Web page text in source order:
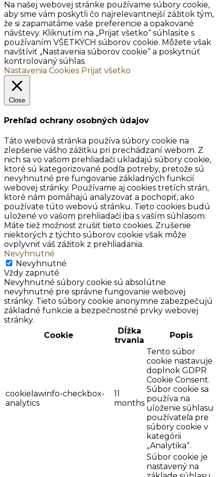
Na našej webovej stránke používame súbory cookie,
aby sme vám poskytli čo najrelevantnejší zážitok tým,
že si zapamätáme vaše preferencie a opakované
návštevy. Kliknutím na „Prijať všetko“ súhlasíte s
používaním VŠETKÝCH súborov cookie. Môžete však
navštíviť „Nastavenia súborov cookie“ a poskytnúť
kontrolovaný súhlas.
Nastavenia Cookies Prijať všetko
Close
Prehľad ochrany osobných údajov
Táto webová stránka používa súbory cookie na
zlepšenie vášho zážitku pri prechádzaní webom. Z
nich sa vo vašom prehliadači ukladajú súbory cookie,
ktoré sú kategorizované podľa potreby, pretože sú
nevyhnutné pre fungovanie základných funkcií
webovej stránky. Používame aj cookies tretích strán,
ktoré nám pomáhajú analyzovať a pochopiť, ako
používate túto webovú stránku. Tieto cookies budú
uložené vo vašom prehliadači iba s vaším súhlasom.
Máte tiež možnosť zrušiť tieto cookies. Zrušenie
niektorých z týchto súborov cookie však môže
ovplyvniť váš zážitok z prehliadania.
Nevyhnutné
Nevyhnutné
Vždy zapnuté
Nevyhnutné súbory cookie sú absolútne
nevyhnutné pre správne fungovanie webovej
stránky. Tieto súbory cookie anonymne zabezpečujú
základné funkcie a bezpečnostné prvky webovej
stránky.
Cookie
Dĺžka
trvania
Popis
cookielawinfo-checkbox-
analytics
11
months
Tento súbor
cookie nastavuje
doplnok GDPR
Cookie Consent.
Súbor cookie sa
používa na
uloženie súhlasu
používateľa pre
súbory cookie v
kategórii
„Analytika“.
Súbor cookie je
nastavený na